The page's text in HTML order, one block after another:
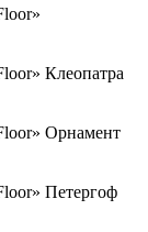
Клеопатра
Орнамент
Петергоф